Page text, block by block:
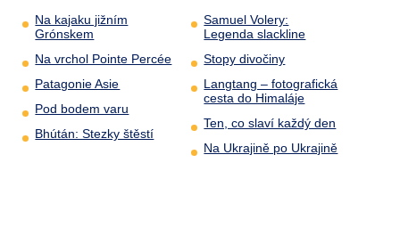
Na kajaku jižním
Grónskem
Na vrchol Pointe Percée
Patagonie Asie
Pod bodem varu
Bhútán: Stezky štěstí
Samuel Volery:
Legenda slackline
Stopy divočiny
Langtang – fotografická
cesta do Himaláje
Ten, co slaví každý den
Na Ukrajině po Ukrajině